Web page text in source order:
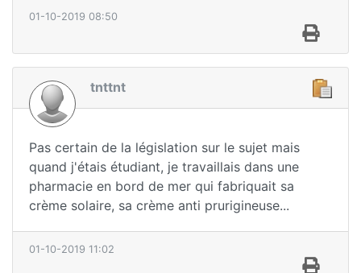
01-10-2019 08:50
tnttnt
Pas certain de la législation sur le sujet mais
quand j'étais étudiant, je travaillais dans une
pharmacie en bord de mer qui fabriquait sa
crème solaire, sa crème anti prurigineuse...
01-10-2019 11:02